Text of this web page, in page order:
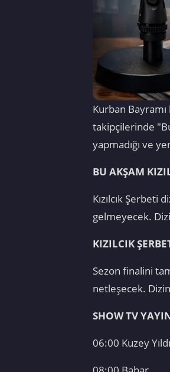
Kurban Bayramı
takipçilerinde
yapmadığı ve
BU AKŞAM
Kızılcık
gelmeyecek.
KIZILCIK
Sezon finalini
netleşecek.
SHOW TV
06:00 Kuzey